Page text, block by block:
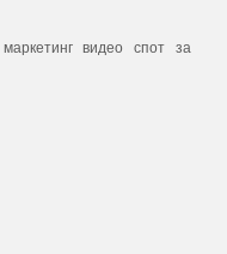
видео спот за